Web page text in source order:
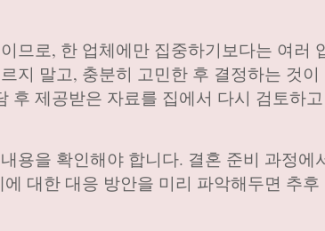
므로, 한 업체에만 집중하기보다는 여러
지 말고, 충분히 고민한 후 결정하는 것이
후 제공받은 자료를 집에서 다시 검토하
용을 확인해야 합니다. 결혼 준비 과정에
대한 대응 방안을 미리 파악해두면 추후